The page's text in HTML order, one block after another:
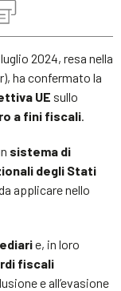
2024, resa nella
ha confermato la
UE sullo
a fini fiscali.
sistema di
degli Stati
applicare nello
e, in loro
fiscali
e all’evasione